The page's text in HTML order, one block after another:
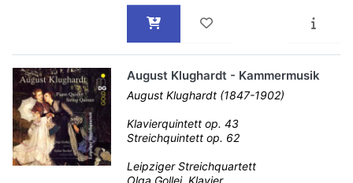
August Klughardt - Kammermusik
August Klughardt (1847-1902)
Klavierquintett op. 43
Streichquintett op. 62
Leipziger Streichquartett